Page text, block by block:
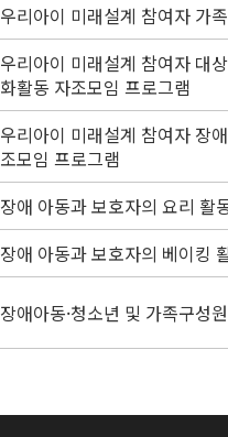
우리아이 미래설계 참여자 가
우리아이 미래설계 참여자 대
화활동 자조모임 프로그램
우리아이 미래설계 참여자 장
조모임 프로그램
장애 아동과 보호자의 요리 활
장애 아동과 보호자의 베이킹
장애아동·청소년 및 가족구성